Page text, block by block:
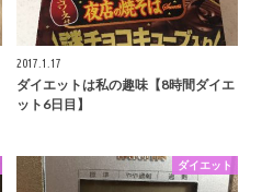
2017.1.17
ダイエットは私の趣味【8時間ダイエ
ット6日目】
ダイエット